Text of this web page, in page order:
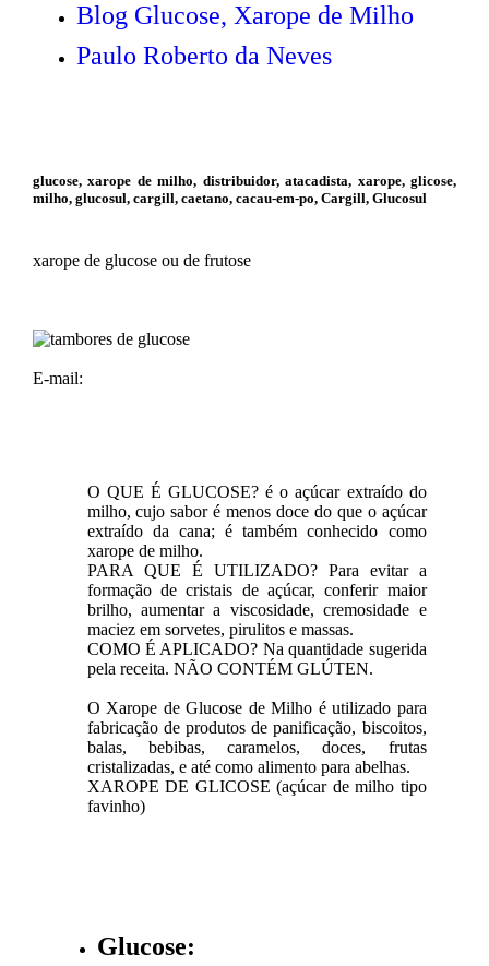
Blog Glucose, Xarope de Milho
Paulo Roberto da Neves
glucose, xarope de milho, distribuidor, atacadista, xarope, glicose,
milho, glucosul, cargill, caetano, cacau-em-po, Cargill, Glucosul
xarope de glucose ou de frutose
E-mail:
O QUE É GLUCOSE? é o açúcar extraído do
milho, cujo sabor é menos doce do que o açúcar
extraído da cana; é também conhecido como
xarope de milho.
PARA QUE É UTILIZADO? Para evitar a
formação de cristais de açúcar, conferir maior
brilho, aumentar a viscosidade, cremosidade e
maciez em sorvetes, pirulitos e massas.
COMO É APLICADO? Na quantidade sugerida
pela receita. NÃO CONTÉM GLÚTEN.
O Xarope de Glucose de Milho é utilizado para
fabricação de produtos de panificação, biscoitos,
balas, bebibas, caramelos, doces, frutas
cristalizadas, e até como alimento para abelhas.
XAROPE DE GLICOSE (açúcar de milho tipo
favinho)
Glucose: